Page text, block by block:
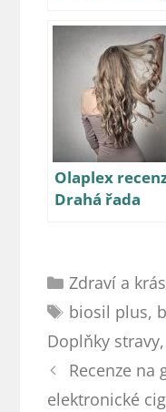
Olaplex
Drahá řada
Rubriky
Zdraví a
Štítky
biosil plus,
Doplňky stravy,
Navigace
příspěvků
Recenze na
elektronické